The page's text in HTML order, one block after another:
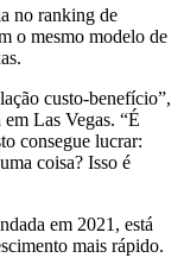
no ranking de
o mesmo modelo de
custo-benefício”,
Las Vegas. “É
consegue lucrar:
coisa? Isso é
em 2021, está
mais rápido.